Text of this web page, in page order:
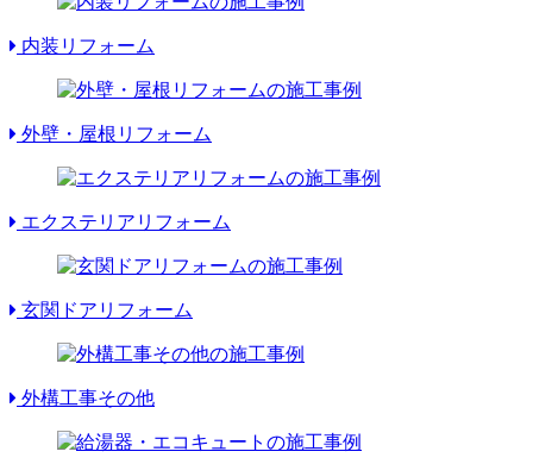
内装リフォーム
外壁・屋根リフォーム
エクステリアリフォーム
玄関ドアリフォーム
外構工事その他